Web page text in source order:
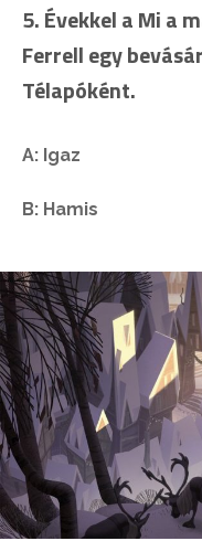
5. Évekkel a Mi a
Ferrell egy
Télapóként.
A: Igaz
B: Hamis